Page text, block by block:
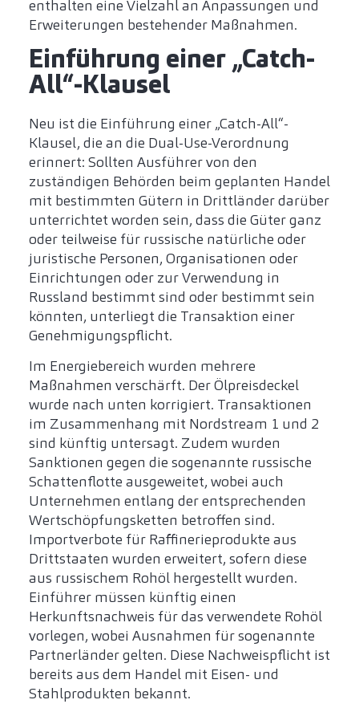
enthalten eine Vielzahl an Anpassungen und
Erweiterungen bestehender Maßnahmen.
Einführung einer „Catch-
All“-Klausel
Neu ist die Einführung einer „Catch-All“-
Klausel, die an die Dual-Use-Verordnung
erinnert: Sollten Ausführer von den
zuständigen Behörden beim geplanten Handel
mit bestimmten Gütern in Drittländer darüber
unterrichtet worden sein, dass die Güter ganz
oder teilweise für russische natürliche oder
juristische Personen, Organisationen oder
Einrichtungen oder zur Verwendung in
Russland bestimmt sind oder bestimmt sein
könnten, unterliegt die Transaktion einer
Genehmigungspflicht.
Im Energiebereich wurden mehrere
Maßnahmen verschärft. Der Ölpreisdeckel
wurde nach unten korrigiert. Transaktionen
im Zusammenhang mit Nordstream 1 und 2
sind künftig untersagt. Zudem wurden
Sanktionen gegen die sogenannte russische
Schattenflotte ausgeweitet, wobei auch
Unternehmen entlang der entsprechenden
Wertschöpfungsketten betroffen sind.
Importverbote für Raffinerieprodukte aus
Drittstaaten wurden erweitert, sofern diese
aus russischem Rohöl hergestellt wurden.
Einführer müssen künftig einen
Herkunftsnachweis für das verwendete Rohöl
vorlegen, wobei Ausnahmen für sogenannte
Partnerländer gelten. Diese Nachweispflicht ist
bereits aus dem Handel mit Eisen- und
Stahlprodukten bekannt.